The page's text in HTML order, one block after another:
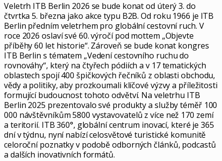
Veletrh ITB Berlin 2026 se bude konat od úterý 3. do
čtvrtka 5. března jako akce typu B2B. Od roku 1966 je ITB
Berlin předním veletrhem pro globální cestovní ruch. V
roce 2026 oslaví své 60. výročí pod mottem „Objevte
příběhy 60 let historie“. Zároveň se bude konat kongres
ITB Berlin s tématem „Vedení cestovního ruchu do
rovnováhy“, který na čtyřech pódiích a v 17 tematických
oblastech spojí 400 špičkových řečníků z oblasti obchodu,
vědy a politiky, aby prozkoumali klíčové výzvy a příležitosti
formující budoucnost tohoto odvětví. Na veletrhu ITB
Berlin 2025 prezentovalo své produkty a služby téměř 100
000 návštěvníkům 5800 vystavovatelů z více než 170 zemí
a teritorií. ITB 360°, globální centrum inovací, které je 365
dní v týdnu, nyní nabízí celosvětové turistické komunitě
celoroční poznatky v podobě odborných článků, podcastů
a dalších inovativních formátů.